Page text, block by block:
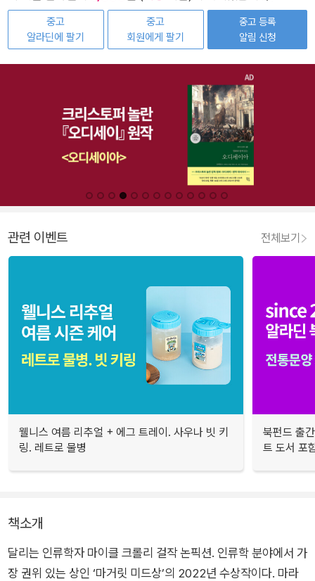
중고
알라딘에 팔기
중고
회원에게 팔기
중고 등록
알림 신청
관련 이벤트 전체보기
웰니스 여름 리추얼 + 에그 트레이. 사우나 빗 키
링. 레트로 물병
북펀드 출
트 도서 포
책소개
달리는 인류학자 마이클 크롤리 걸작 논픽션. 인류학 분야에서 가
장 권위 있는 상인 ‘마거릿 미드상’의 2022년 수상작이다. 마라